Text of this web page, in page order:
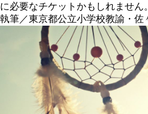
に必要なチケットかもしれません。
執筆／東京都公立小学校教諭・佐